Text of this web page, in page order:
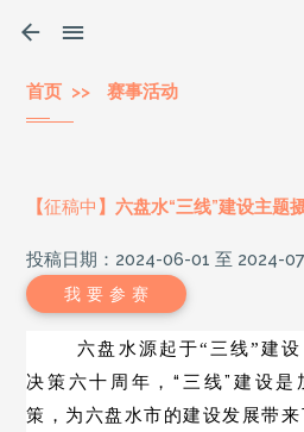
首页 >> 赛事活动
【征稿中 】六盘水“三线”建设主题
投稿日期：2024-06-01 至 2024-
我 要 参 赛
六盘水源起于“三线”建
决策六十周年，“三线” 建设是
策，为六盘水市的建设发展带来